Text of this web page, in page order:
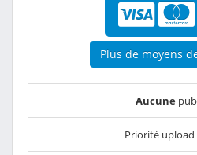
Plus de moyens
Aucune
Priorité upload